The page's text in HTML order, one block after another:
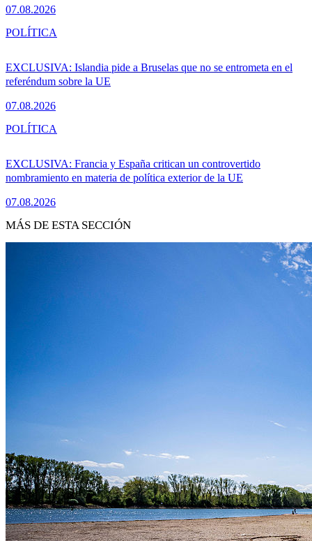
07.08.2026
EXCLUSIVA: Islandia pide a Bruselas que no se entrometa en el
referéndum sobre la UE
07.08.2026
POLÍTICA
EXCLUSIVA: Francia y España critican un controvertido
nombramiento en materia de política exterior de la UE
07.08.2026
POLÍTICA
MÁS DE ESTA SECCIÓN